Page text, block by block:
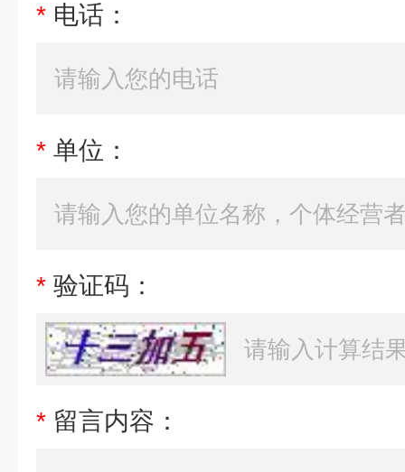
* 电话：
* 单位：
* 验证码：
* 留言内容：